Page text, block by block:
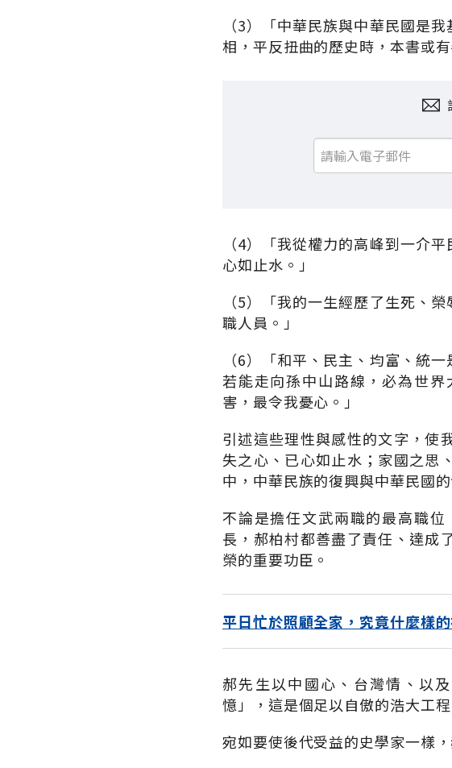
（3）「中華民族與中華民國是
相，平反扭曲的歷史時，本書或
（4）「我從權力的高峰到一介
心如止水。」
（5）「我的一生經歷了生死、
職人員。」
（6）「和平、民主、均富、統
若能走向孫中山路線，必為世
害，最令我憂心。」
引述這些理性與感性的文字，使
失之心、已心如止水；家國之思
中，中華民族的復興與中華民國的
不論是擔任文武兩職的最高職
長，郝柏村都善盡了責任、達成
榮的重要功臣。
平日忙於照顧全家，究竟什麼樣
郝先生以中國心、台灣情、以
憶」，這是個足以自傲的浩大工
宛如要使後代受益的史學家一樣